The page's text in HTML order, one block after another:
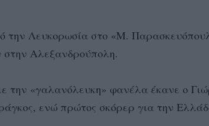
την Λευκορωσία στο «Μ.
στην Αλεξανδρούπολη.
την «γαλανόλευκη» φανέλα έκανε ο
ενώ πρώτος σκόρερ για την